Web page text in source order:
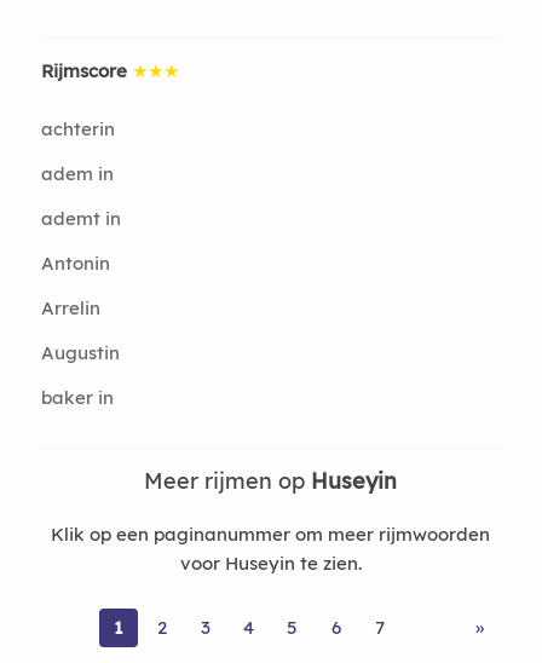
Rijmscore ★★★
achterin
adem in
ademt in
Antonin
Arrelin
Augustin
baker in
Meer rijmen op Huseyin
Klik op een paginanummer om meer rijmwoorden
voor Huseyin te zien.
1 2 3 4 5 6 7 »